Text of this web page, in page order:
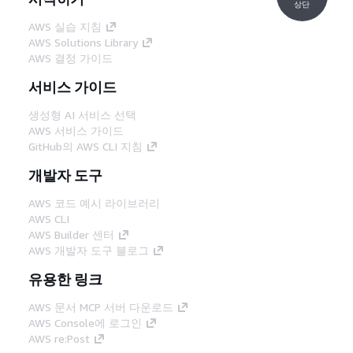
AWS 실습 지침
AWS Solutions Library
AWS 결정 가이드
서비스 가이드
생성형 AI 서비스 선택
AWS 서비스 가이드
GitHub의 AWS CLI 지침
개발자 도구
AWS 코드 예시 라이브러리
AWS CLI
AWS Builder 센터
AWS 개발자 도구 블로그
유용한 링크
AWS 문서 MCP 서버 다운로드
AWS Console에 로그인
AWS re:Post
상단